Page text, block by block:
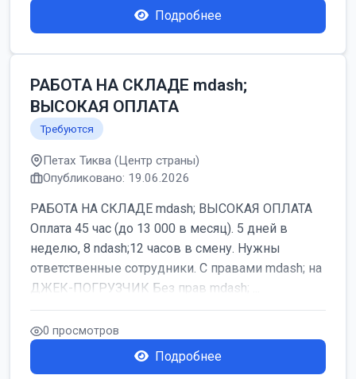
Подробнее
РАБОТА НА СКЛАДЕ mdash;
ВЫСОКАЯ ОПЛАТА
Требуются
Петах Тиква (Центр страны)
Опубликовано: 19.06.2026
РАБОТА НА СКЛАДЕ mdash; ВЫСОКАЯ ОПЛАТА
Оплата 45 час (до 13 000 в месяц). 5 дней в
неделю, 8 ndash;12 часов в смену. Нужны
ответственные сотрудники. С правами mdash; на
ДЖЕК-ПОГРУЗЧИК Без прав mdash; ...
0 просмотров
Подробнее